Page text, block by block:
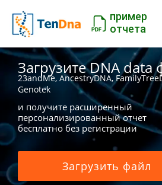
пример
отчета
Загрузите DNA data
23andMe, AncestryDNA,
Genotek
и получите расширенный
персонализированный отчет
бесплатно без регистрации
Загрузить файл